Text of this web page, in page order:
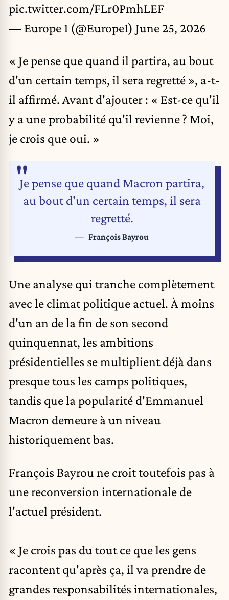
pic.twitter.com/FLr0PmhLEF
— Europe 1 (@Europe1) June 25, 2026
« Je pense que quand il partira, au bout
d'un certain temps, il sera regretté », a-t-
il affirmé. Avant d'ajouter : « Est-ce qu'il
y a une probabilité qu'il revienne ? Moi,
je crois que oui. »
Je pense que quand Macron partira,
au bout d'un certain temps, il sera
regretté.
François Bayrou
Une analyse qui tranche complètement
avec le climat politique actuel. À moins
d'un an de la fin de son second
quinquennat, les ambitions
présidentielles se multiplient déjà dans
presque tous les camps politiques,
tandis que la popularité d'Emmanuel
Macron demeure à un niveau
historiquement bas.
François Bayrou ne croit toutefois pas à
une reconversion internationale de
l'actuel président.
« Je crois pas du tout ce que les gens
racontent qu'après ça, il va prendre de
grandes responsabilités internationales,